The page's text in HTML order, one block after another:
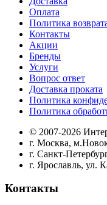
Оплата
Политика
Контакты
Акции
Бренды
Услуги
Вопрос ответ
Доставка проката
Политика
Политика
© 2007-2026
г. Москва,
г. Санкт-
г. Ярославль, ул.
Контакты